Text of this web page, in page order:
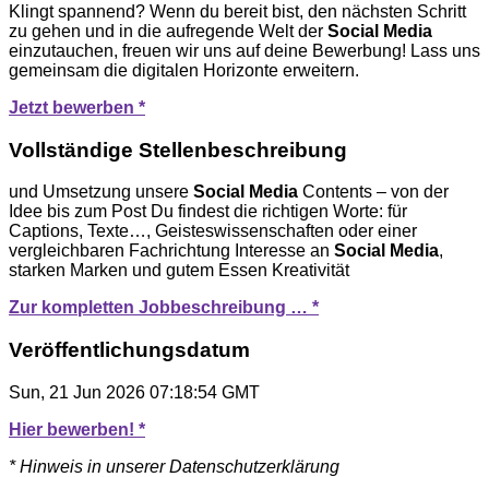
Klingt spannend? Wenn du bereit bist, den nächsten Schritt
zu gehen und in die aufregende Welt der Social Media
einzutauchen, freuen wir uns auf deine Bewerbung! Lass uns
gemeinsam die digitalen Horizonte erweitern.
Jetzt bewerben *
Vollständige Stellenbeschreibung
und Umsetzung unsere Social Media Contents – von der
Idee bis zum Post Du findest die richtigen Worte: für
Captions, Texte…, Geisteswissenschaften oder einer
vergleichbaren Fachrichtung Interesse an Social Media,
starken Marken und gutem Essen Kreativität
Zur kompletten Jobbeschreibung … *
Veröffentlichungsdatum
Sun, 21 Jun 2026 07:18:54 GMT
Hier bewerben! *
* Hinweis in unserer Datenschutzerklärung